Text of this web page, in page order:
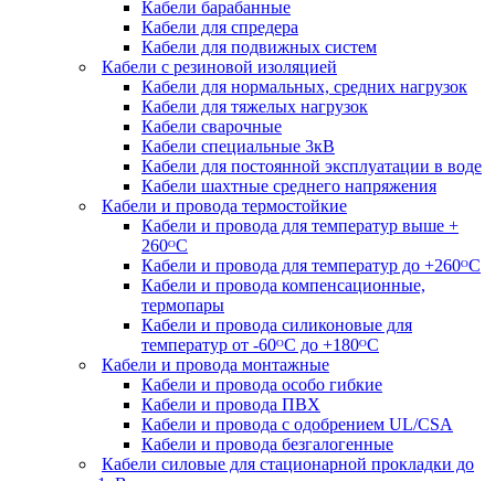
Кабели барабанные
Кабели для спредера
Кабели для подвижных систем
Кабели с резиновой изоляцией
Кабели для нормальных, средних нагрузок
Кабели для тяжелых нагрузок
Кабели сварочные
Кабели специальные 3кВ
Кабели для постоянной эксплуатации в воде
Кабели шахтные среднего напряжения
Кабели и провода термостойкие
Кабели и провода для температур выше +
260ᴼС
Кабели и провода для температур до +260ᴼС
Кабели и провода компенсационные,
термопары
Кабели и провода силиконовые для
температур от -60ᴼC до +180ᴼС
Кабели и провода монтажные
Кабели и провода особо гибкие
Кабели и провода ПВХ
Кабели и провода с одобрением UL/CSA
Кабели и провода безгалогенные
Кабели силовые для стационарной прокладки до